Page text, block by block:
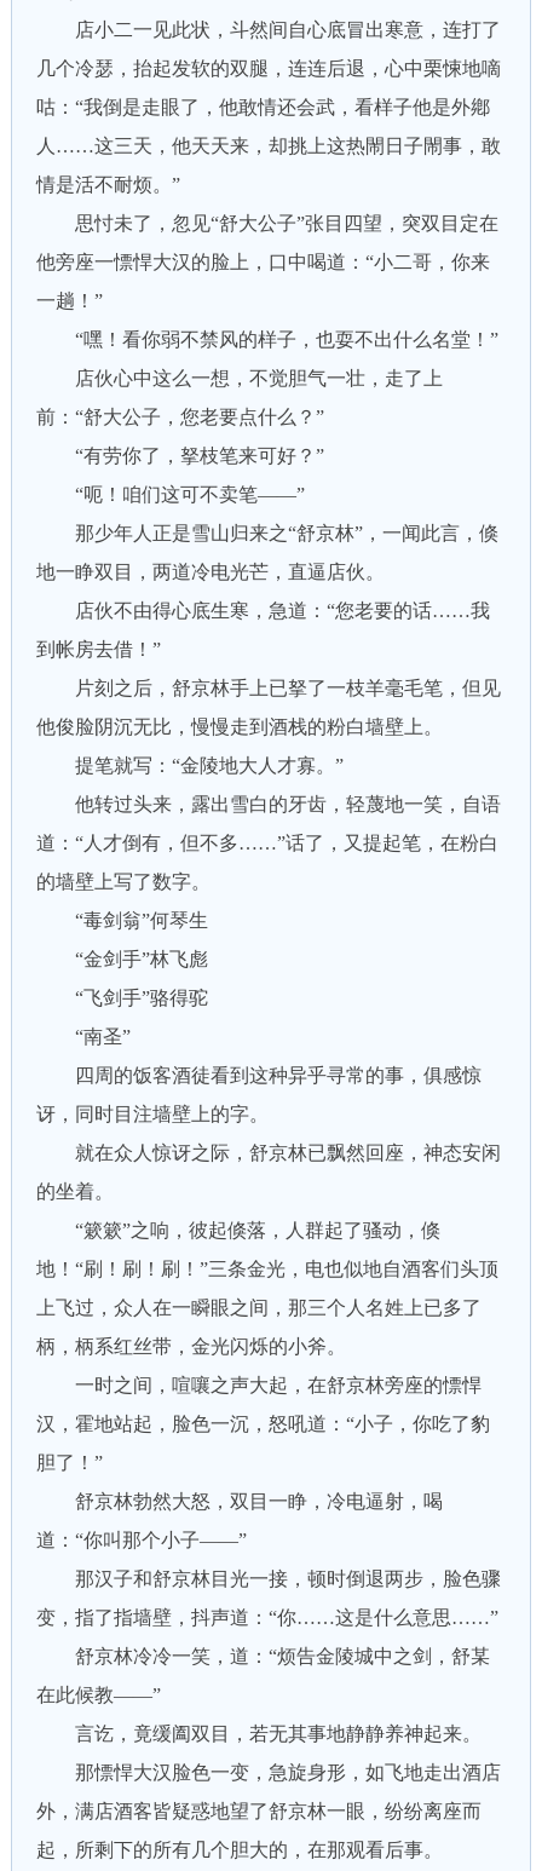
店小二一见此状，斗然间自心底冒出寒意，连打了
几个冷瑟，抬起发软的双腿，连连后退，心中栗悚地嘀
咕：“我倒是走眼了，他敢情还会武，看样子他是外鄕
人……这三天，他天天来，却挑上这热閙日子閙事，敢
情是活不耐烦。”
思忖未了，忽见“舒大公子”张目四望，突双目定在
他旁座一慓悍大汉的脸上，口中喝道：“小二哥，你来
一趟！”
“嘿！看你弱不禁风的样子，也耍不出什么名堂！”
店伙心中这么一想，不觉胆气一壮，走了上
前：“舒大公子，您老要点什么？”
“有劳你了，拏枝笔来可好？”
“呃！咱们这可不卖笔——”
那少年人正是雪山归来之“舒京林”，一闻此言，倏
地一睁双目，两道冷电光芒，直逼店伙。
店伙不由得心底生寒，急道：“您老要的话……我
到帐房去借！”
片刻之后，舒京林手上已拏了一枝羊毫毛笔，但见
他俊脸阴沉无比，慢慢走到酒栈的粉白墙壁上。
提笔就写：“金陵地大人才寡。”
他转过头来，露出雪白的牙齿，轻蔑地一笑，自语
道：“人才倒有，但不多……”话了，又提起笔，在粉白
的墙壁上写了数字。
“毒剑翁”何琴生
“金剑手”林飞彪
“飞剑手”骆得驼
“南圣”
四周的饭客酒徒看到这种异乎寻常的事，俱感惊
讶，同时目注墙壁上的字。
就在众人惊讶之际，舒京林已飘然回座，神态安闲
的坐着。
“簌簌”之响，彼起倏落，人群起了骚动，倏
地！“刷！刷！刷！”三条金光，电也似地自酒客们头顶
上飞过，众人在一瞬眼之间，那三个人名姓上已多了
柄，柄系红丝带，金光闪烁的小斧。
一时之间，喧嚷之声大起，在舒京林旁座的慓悍
汉，霍地站起，脸色一沉，怒吼道：“小子，你吃了豹
胆了！”
舒京林勃然大怒，双目一睁，冷电逼射，喝
道：“你叫那个小子——”
那汉子和舒京林目光一接，顿时倒退两步，脸色骤
变，指了指墙壁，抖声道：“你……这是什么意思……”
舒京林冷冷一笑，道：“烦告金陵城中之剑，舒某
在此候教——”
言讫，竟缓阖双目，若无其事地静静养神起来。
那慓悍大汉脸色一变，急旋身形，如飞地走出酒店
外，满店酒客皆疑惑地望了舒京林一眼，纷纷离座而
起，所剩下的所有几个胆大的，在那观看后事。